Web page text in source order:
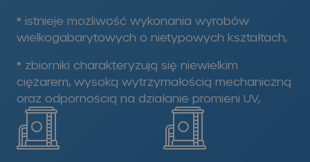
* istnieje możliwość wykonania wyrobów
wielkogabarytowych o nietypowych kształtach,
* zbiorniki charakteryzują się niewielkim
ciężarem, wysoką wytrzymałością mechaniczną
oraz odpornością na działanie promieni UV,